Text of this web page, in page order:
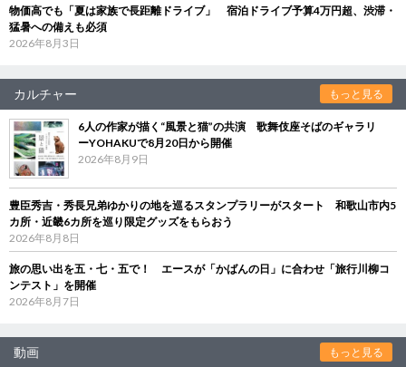
物価高でも「夏は家族で長距離ドライブ」 宿泊ドライブ予算4万円超、渋滞・
猛暑への備えも必須
2026年8月3日
カルチャー もっと見る
6人の作家が描く“風景と猫”の共演 歌舞伎座そばのギャラリ
ーYOHAKUで8月20日から開催
2026年8月9日
豊臣秀吉・秀長兄弟ゆかりの地を巡るスタンプラリーがスタート 和歌山市内5
カ所・近畿6カ所を巡り限定グッズをもらおう
2026年8月8日
旅の思い出を五・七・五で！ エースが「かばんの日」に合わせ「旅行川柳コ
ンテスト」を開催
2026年8月7日
動画 もっと見る